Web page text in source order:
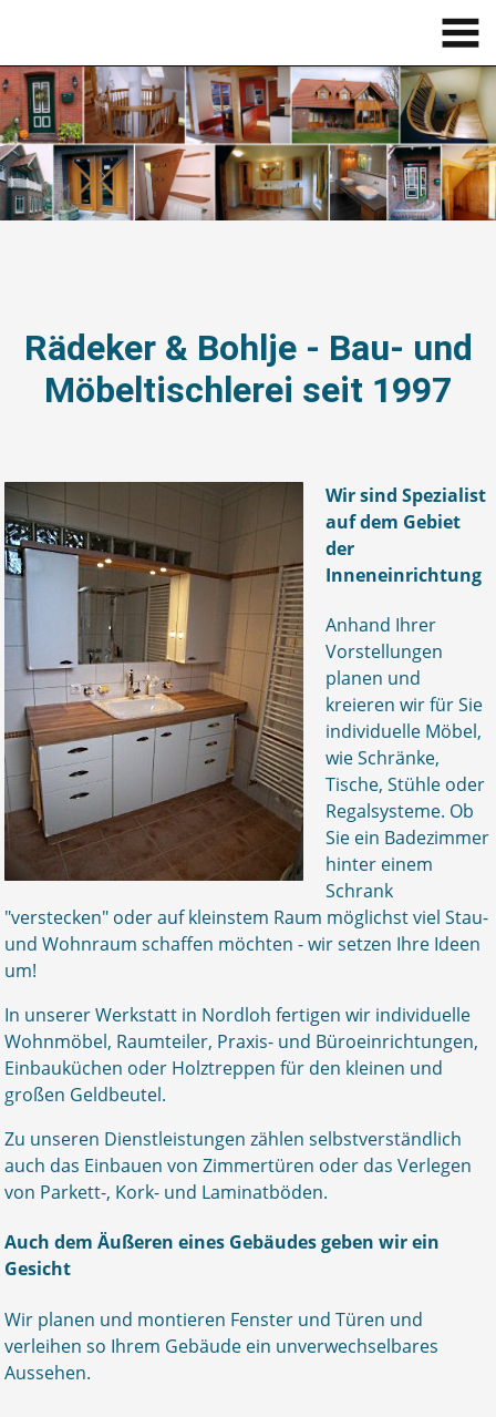
Rädeker & Bohlje - Bau- und
Möbeltischlerei seit 1997
Wir sind Spezialist
auf dem Gebiet
der
Inneneinrichtung
Anhand Ihrer
Vorstellungen
planen und
kreieren wir für Sie
individuelle Möbel,
wie Schränke,
Tische, Stühle oder
Regalsysteme. Ob
Sie ein Badezimmer
hinter einem
Schrank
"verstecken" oder auf kleinstem Raum möglichst viel Stau-
und Wohnraum schaffen möchten - wir setzen Ihre Ideen
um!
In unserer Werkstatt in Nordloh fertigen wir individuelle
Wohnmöbel, Raumteiler, Praxis- und Büroeinrichtungen,
Einbauküchen oder Holztreppen für den kleinen und
großen Geldbeutel.
Zu unseren Dienstleistungen zählen selbstverständlich
auch das Einbauen von Zimmertüren oder das Verlegen
von Parkett-, Kork- und Laminatböden.
Auch dem Äußeren eines Gebäudes geben wir ein
Gesicht
Wir planen und montieren Fenster und Türen und
verleihen so Ihrem Gebäude ein unverwechselbares
Aussehen.